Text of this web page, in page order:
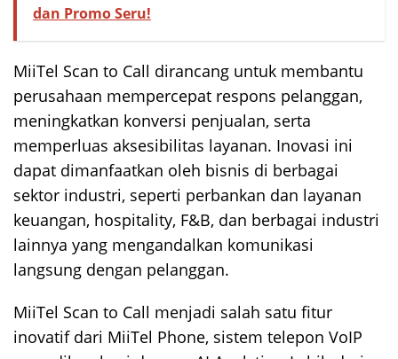
dan Promo Seru!
MiiTel Scan to Call dirancang untuk membantu
perusahaan mempercepat respons pelanggan,
meningkatkan konversi penjualan, serta
memperluas aksesibilitas layanan. Inovasi ini
dapat dimanfaatkan oleh bisnis di berbagai
sektor industri, seperti perbankan dan layanan
keuangan, hospitality, F&B, dan berbagai industri
lainnya yang mengandalkan komunikasi
langsung dengan pelanggan.
MiiTel Scan to Call menjadi salah satu fitur
inovatif dari MiiTel Phone, sistem telepon VoIP